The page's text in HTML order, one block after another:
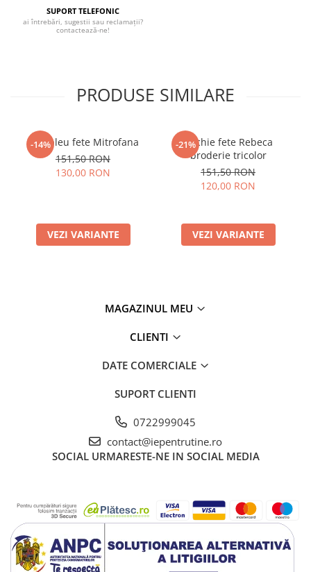
SUPORT TELEFONIC
ai întrebări, sugestii sau reclamații?
contactează-ne!
PRODUSE SIMILARE
-14%
Compleu fete Mitrofana
151,50 RON
130,00 RON
VEZI VARIANTE
-21%
Rochie fete Rebeca
broderie tricolor
151,50 RON
120,00 RON
VEZI VARIANTE
MAGAZINUL MEU
CLIENTI
DATE COMERCIALE
SUPORT CLIENTI
0722999045
contact@iepentrutine.ro
SOCIAL URMARESTE-NE IN SOCIAL MEDIA